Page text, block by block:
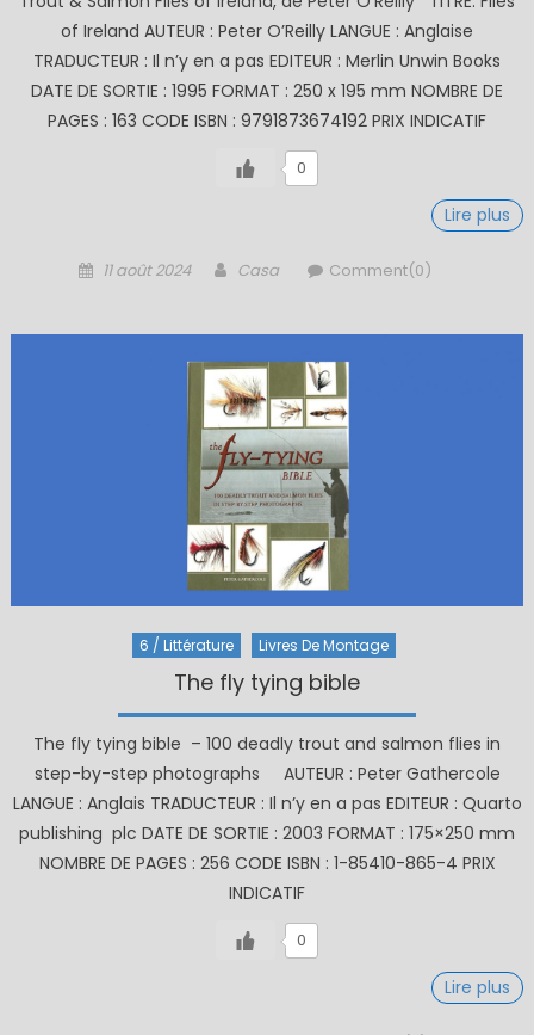
of Ireland AUTEUR : Peter O’Reilly LANGUE : Anglaise
TRADUCTEUR : Il n’y en a pas EDITEUR : Merlin Unwin Books
DATE DE SORTIE : 1995 FORMAT : 250 x 195 mm NOMBRE DE
PAGES : 163 CODE ISBN : 9791873674192 PRIX INDICATIF
0
Lire plus
Posted
11 août 2024 Author
Casa Comment(0)
6 / Littérature Livres De Montage
The fly tying bible
The fly tying bible – 100 deadly trout and salmon flies in
step-by-step photographs AUTEUR : Peter Gathercole
LANGUE : Anglais TRADUCTEUR : Il n’y en a pas EDITEUR : Quarto
publishing plc DATE DE SORTIE : 2003 FORMAT : 175×250 mm
NOMBRE DE PAGES : 256 CODE ISBN : 1-85410-865-4 PRIX
INDICATIF
0
Lire plus